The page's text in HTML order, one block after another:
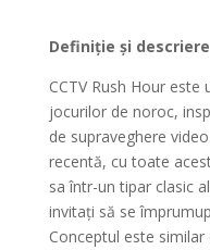
Definiție și descriere
CCTV Rush Hour
jocurilor de noroc,
de supraveghere
recentă, cu toate
sa într-un tipar clasic
invitați să se
Conceptul este